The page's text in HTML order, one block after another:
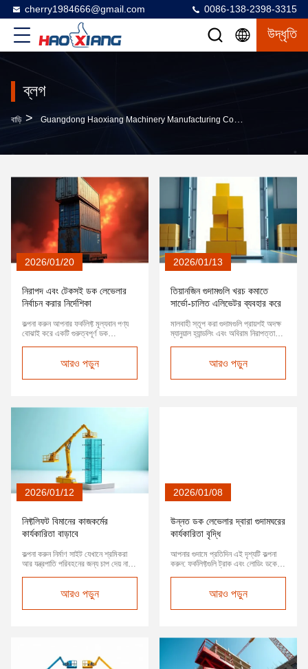
cherry1984666@gmail.com 0086-138-2398-3315
উদ্ধৃতি
ব্লগ
বাড়ি > Guangdong Haoxiang Machinery Manufacturing Co., Ltd. কোম্পানির ব্লগ
2026/01/20
নিরাপদ এবং টেকসই ডক লেভেলার
নির্বাচন করার নির্দেশিকা
কল্পনা করুন আপনার ফর্কলিফ্ট মূল্যবান পণ্য
বোঝাই করে একটি গুরুত্বপূর্ণ ডক
লাভজনকতা তৈরি করতে পারে বা ভেঙে দিতে
পারে। হঠাৎ, এই সংকটপূর্ণ মুহূর্তে,
অতিরিক্ত ওজনের কারণে লেভেলারটি ভেঙে
আরও পড়ুন
2026/01/13
তিয়ানজিন গুদামগুলি খরচ কমাতে
সার্ভো-চালিত এলিভেটর ব্যবহার করে
মালবাহী স্তূপ করা গুদামগুলি প্রায়শই অদক্ষ
ম্যানুয়াল হ্যান্ডলিং এবং অবিরাম নিরাপত্তা
রূপান্তরকারী সমাধান হিসাবে আবির্ভূত
হয়েছে, যা শ্রমের খরচ এবং নিরাপত্তা ঝুঁকি
হ্রাস করার সাথে সাথে উপাদান হ্যান্ডলিংয়ের
আরও পড়ুন
2026/01/12
নিফ্টলিফট বিমানের কাজকর্মের
কার্যকারিতা বাড়াবে
কল্পনা করুন নির্মাণ সাইট যেখানে শ্রমিকরা
আর যন্ত্রপাতি পরিবহনের জন্য চাপ দেয় না,
পৌঁছায়। এটি বৈজ্ঞানিক কল্পকাহিনী নয়—এটি
নিফটিলিফ্ট স্ব-চালিত অ্যাক্সেস প্ল্যাটফর্ম দ্বারা
আনা দক্ষতার বিপ্লব। উচ্চতর কাজের এই
আরও পড়ুন
2026/01/08
উন্নত ডক লেভেলার দ্বারা গুদামঘরের
কার্যকারিতা বৃদ্ধি
আপনার গুদামে প্রতিদিন এই দৃশ্যটি কল্পনা
করুন: ফর্কলিফ্টগুলি ট্রাক এবং লোডিং ডকের
নিরাপত্তা ঘটনার ঝুঁকি তৈরি করে। ডক
লেভেলার নামক একটি সাধারণ কিন্তু
গুরুত্বপূর্ণ সরঞ্জামের মাধ্যমে এই চ্যালেঞ্জগুলি
আরও পড়ুন